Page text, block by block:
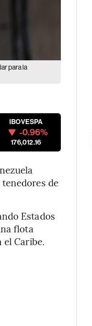
para la
IBOVESPA
-0.96%
176,012.16
de
Estados
flota
Caribe.